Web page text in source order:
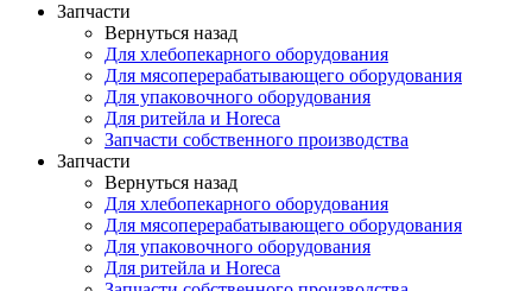
Запчасти
Вернуться назад
Для хлебопекарного оборудования
Для мясоперерабатывающего оборудования
Для упаковочного оборудования
Для ритейла и Horeca
Запчасти собственного производства
Запчасти
Вернуться назад
Для хлебопекарного оборудования
Для мясоперерабатывающего оборудования
Для упаковочного оборудования
Для ритейла и Horeca